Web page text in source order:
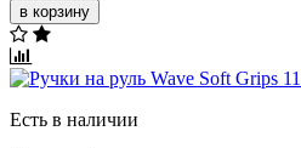
в корзину
Есть в наличии